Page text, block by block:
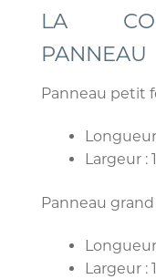
LA
PANNEAU
Panneau petit
Largeur :
Panneau grand
Longueur
Largeur :